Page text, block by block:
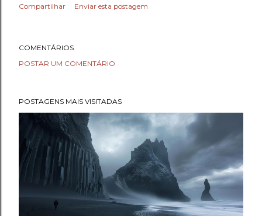
Compartilhar Enviar esta postagem
COMENTÁRIOS
POSTAR UM COMENTÁRIO
POSTAGENS MAIS VISITADAS